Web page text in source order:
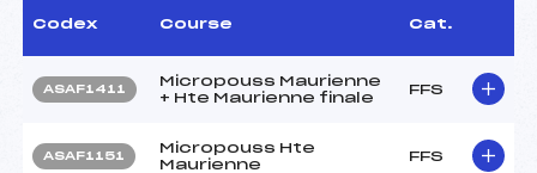
Codex Course Cat.
ASAF1411
Micropouss Maurienne
+ Hte Maurienne finale
FFS
ASAF1151
Micropouss Hte
Maurienne
FFS